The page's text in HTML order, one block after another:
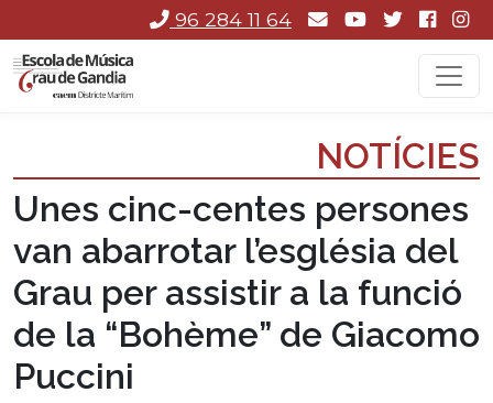
96 284 11 64
NOTÍCIES
Unes cinc-centes persones
van abarrotar l’església del
Grau per assistir a la funció
de la “Bohème” de Giacomo
Puccini